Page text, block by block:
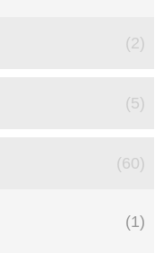
(2)
(5)
(60)
(1)